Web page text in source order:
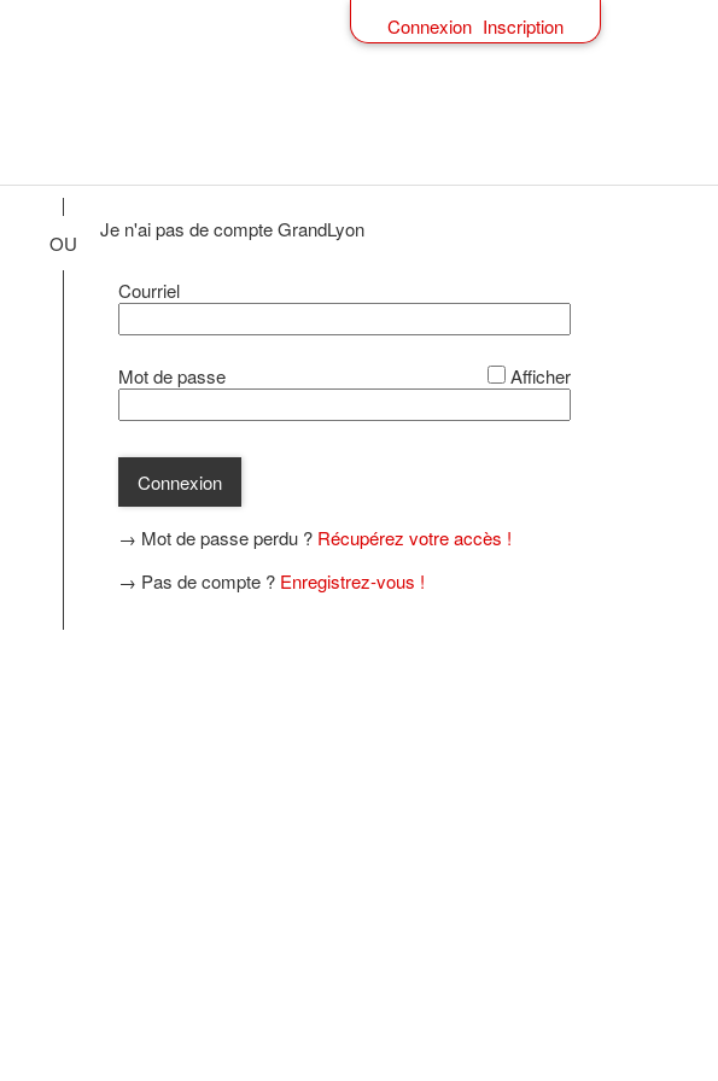
Connexion Inscription
Je n'ai pas de compte GrandLyon
Courriel
Mot de passe Afficher
Connexion
→ Mot de passe perdu ? Récupérez votre accès !
→ Pas de compte ? Enregistrez-vous !